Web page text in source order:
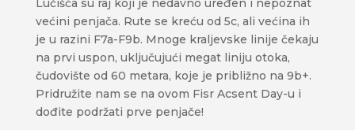
Lučišća su raj koji je nedavno uređen i nepoznat
većini penjača. Rute se kreću od 5c, ali većina ih
je u razini F7a-F9b. Mnoge kraljevske linije čekaju
na prvi uspon, uključujući megat liniju otoka,
čudovište od 60 metara, koje je približno na 9b+.
Pridružite nam se na ovom Fisr Acsent Day-u i
dođite podržati prve penjače!